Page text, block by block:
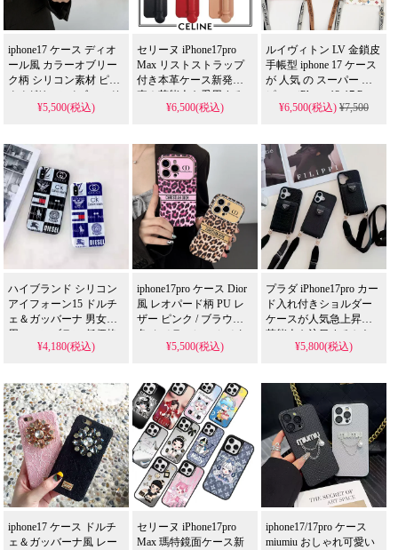
iPhone17pro/16promaxケ
ースとしても使える優
iphone17 ケース ディオ
ール風 カラーオブリー
ク柄 シリコン素材 ピン
ク / グリーン / ゴールド
/ オレンジ / ブルー 5 色
ス 日常・カジュアル向
け 高品質 アイフォン
Galaxy
S21/S22/S23/S24/S25
Ultra 携帯ケース 全機種
対応
¥5,500(税込)
セリーヌ iPhone17pro
Max リストストラップ
付き本革ケース新発
売！芸能人も愛用する
高級レザーモデル、耐
が流行りのスタイル、
iPhone17ケースとして格
安で手に入る。
iPhone16pro/15promaxケ
ースとしても使える優
れもの！
¥6,500(税込)
ルイヴィトン LV 金鎖皮
手帳型 iphone 17 ケース
が 人気 の スーパー コ
ピー。iPhone 12-17 Pro
Max & Samsung S23-S25
巧に再現。偽物 ながら
レザー素材の紙幣・小
銭収納機能付きケース
を 格安 で提供し、芸能
人 スタイルを手軽に取
り入れられます。
¥6,500(税込) ¥7,500
ハイブランド シリコン
アイフォーン15 ドルチ
ェ＆ガッバーナ 男女兼
用。モンブラン 低価格
montblanc アイホン
15plus対応。芸能人愛
用・かわいい・格安。
おしゃれ 耐衝撃 防水。
iPhone16pro/15promaxケ
ース も人気。おすすめ
iPhone17ケース。
¥4,180(税込)
iphone17pro ケース Dior
風 レオパード柄 PU レ
ザー ピンク / ブラウン 2
色 カメラフレームメタ
ルライン付き センター
おしゃれ 大人レディー
ス ナイトシーン・カジ
ュアル向け 高品質 アイ
フォン16/16 pro/16pro
max/16 plus/17/17pro 携
帯ケース 全機種対応
¥5,500(税込)
プラダ iPhone17pro カー
ド入れ付きショルダー
ケースが人気急上昇！
芸能人も注目するかわ
いいデザイン、耐衝撃
て使える格安価格、
iPhone16pro/15promaxケ
ースとしてもおすすめ
の多機能アイテム！
¥5,800(税込)
iphone17 ケース ドルチ
ェ＆ガッバーナ風 レー
セリーヌ iPhone17pro
Max 瑪特鏡面ケース新
iphone17/17pro ケース
miumiu おしゃれ可愛い